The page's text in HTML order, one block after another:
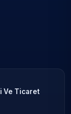
Ve Ticaret